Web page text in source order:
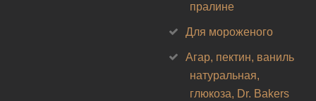
пралине
Для мороженого
Агар, пектин, ваниль
натуральная,
глюкоза, Dr. Bakers